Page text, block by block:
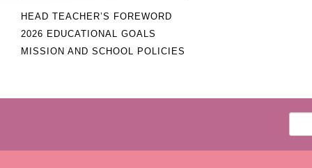
HEAD TEACHER’S FOREWORD
2026 EDUCATIONAL GOALS
MISSION AND SCHOOL POLICIES